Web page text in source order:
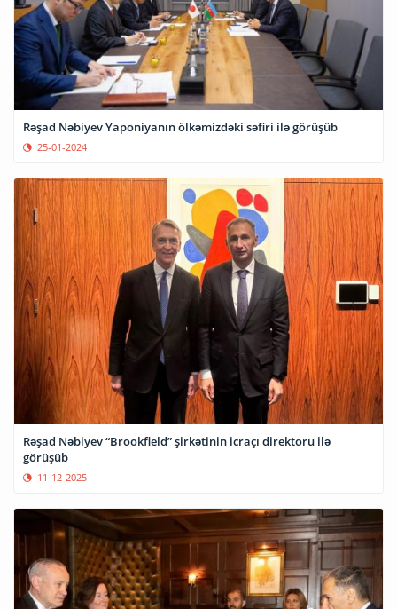
Rəşad Nəbiyev Yaponiyanın ölkəmizdəki səfiri ilə görüşüb
25-01-2024
Rəşad Nəbiyev “Brookfield” şirkətinin icraçı direktoru ilə
görüşüb
11-12-2025